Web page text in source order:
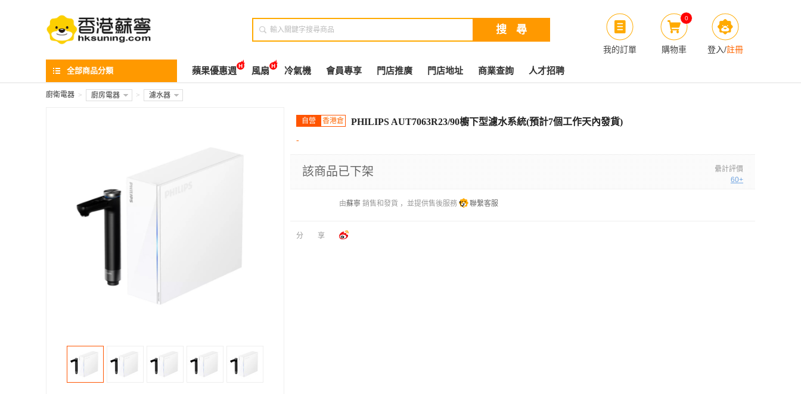
我的訂單
0
購物車 登入/註冊

全部商品分類 蘋果優惠週 風扇 冷氣機 會員專享 門店推廣 門店地址 商業查詢 人才招聘
廚衛電器 > 廚房電器 > 濾水器
自營 香港倉 PHILIPS AUT7063R23/90櫥下型濾水系統(預計7個工作天內發貨)
-
該商品已下架
纍計評價
60+
由蘇寧 銷售和發貨 ，並提供售後服務 聯繫客服
分享